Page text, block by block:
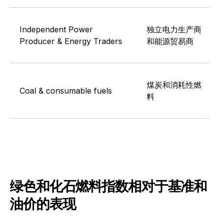
Independent Power
Producer & Energy Traders
独立电力生产商
和能源贸易商
Coal & consumable fuels
煤炭和消耗性燃
料
绿色和化石燃料指数相对于基准和
油价的表现